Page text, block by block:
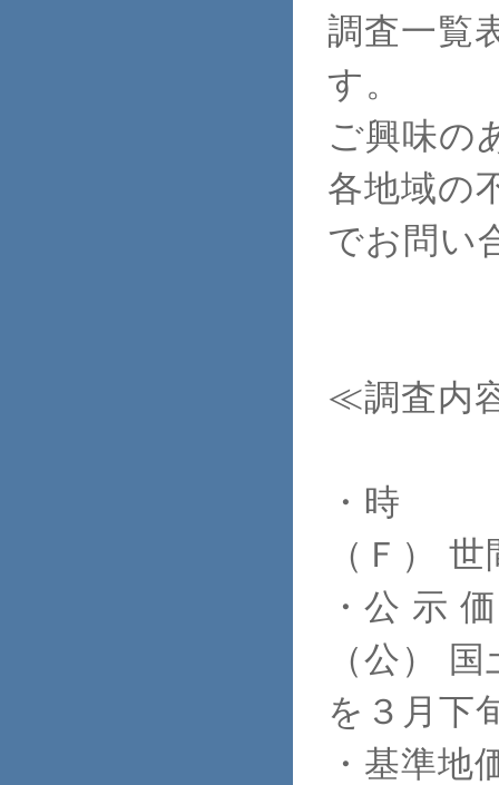
調査一覧
す。
ご興味の
各地域の
でお問い
≪調査内
・
（Ｆ）
・公 示
（公）
を３月下
・基準地